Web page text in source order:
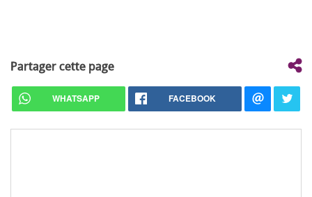
Partager cette page
WHATSAPP FACEBOOK